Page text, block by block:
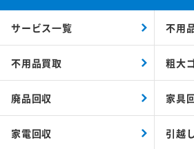
サービス一覧 不用
不用品買取 粗大
廃品回収 家具
家電回収 引越